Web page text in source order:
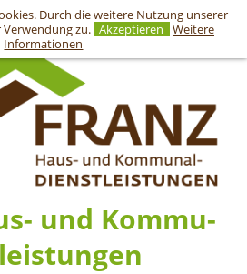
Durch die weitere Nutzung unserer
zu. Akzeptieren
Weitere
Informationen
und Kom­mu­